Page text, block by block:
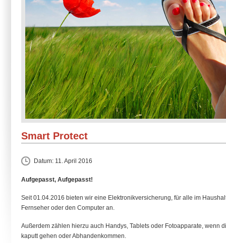
Smart Protect
Datum: 11. April 2016
Aufgepasst, Aufgepasst!
Seit 01.04.2016 bieten wir eine Elektronikversicherung, für alle im
Fernseher oder den Computer an.
Außerdem zählen hierzu auch Handys, Tablets oder Fotoapparate, wenn
kaputt gehen oder Abhandenkommen.